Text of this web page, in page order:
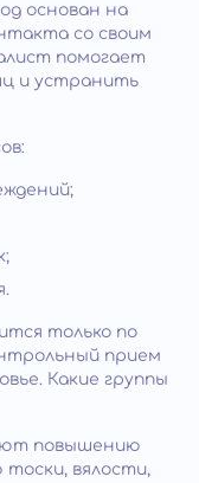
основан на
со своим
помогает
и устранить
только по
прием
Какие группы
повышению
вялости,